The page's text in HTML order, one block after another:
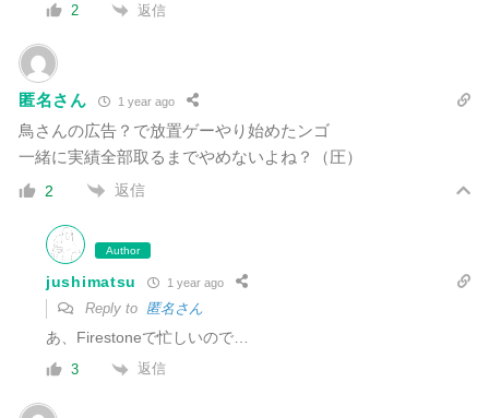
2 返信
匿名さん 1 year ago
鳥さんの広告？で放置ゲーやり始めたンゴ
一緒に実績全部取るまでやめないよね？（圧）
2 返信
Author
jushimatsu 1 year ago
Reply to 匿名さん
あ、Firestoneで忙しいので…
3 返信